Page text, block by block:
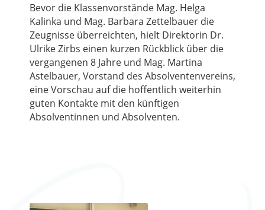
Bevor die Klassenvorstände Mag. Helga
Kalinka und Mag. Barbara Zettelbauer die
Zeugnisse überreichten, hielt Direktorin Dr.
Ulrike Zirbs einen kurzen Rückblick über die
vergangenen 8 Jahre und Mag. Martina
Astelbauer, Vorstand des Absolventenvereins,
eine Vorschau auf die hoffentlich weiterhin
guten Kontakte mit den künftigen
Absolventinnen und Absolventen.